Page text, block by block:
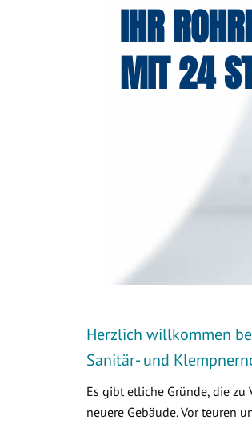
IHR
MIT 24
Herzlich willkommen
Sanitär- und
Es gibt etliche Gründe, die
neuere Gebäude. Vor teuren